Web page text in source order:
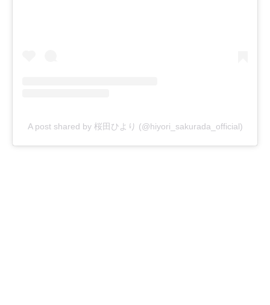
A post shared by 桜田ひより (@hiyori_sakurada_official)